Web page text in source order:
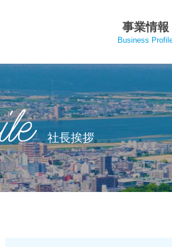
事業情報
Business
社長挨拶